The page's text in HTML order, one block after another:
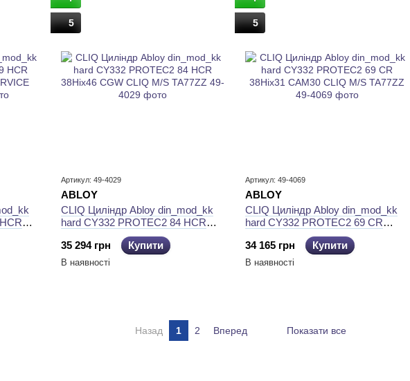
5
Артикул: 49-4029
ABLOY
CLIQ Циліндр Abloy din_mod_kk
hard CY332 PROTEC2 84 HCR
38Hix46 CGW CLIQ M/S TA77ZZ
35 294 грн
Купити
В наявності
5
Артикул: 49-4069
ABLOY
CLIQ Циліндр Abloy din_mod_kk
hard CY332 PROTEC2 69 CR
38Hix31 CAM30 CLIQ M/S TA77ZZ
34 165 грн
Купити
В наявності
Назад 1 2 Вперед Показати все